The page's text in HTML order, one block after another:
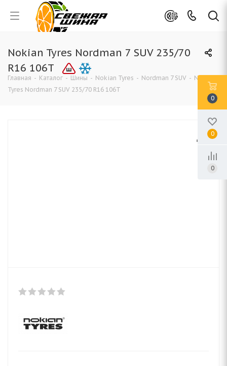
Nokian Tyres Nordman 7 SUV 235/70
R16 106T
Главная - Каталог - Шины - Nokian Tyres - Nordman 7 SUV - Nokian
Tyres Nordman 7 SUV 235/70 R16 106T
0
0
0